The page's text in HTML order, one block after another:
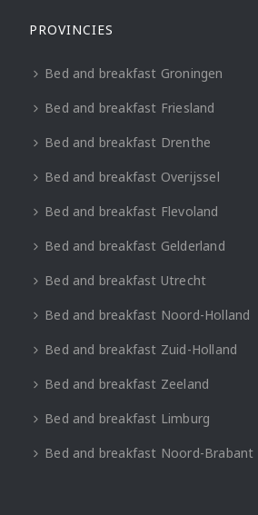
PROVINCIES
Bed and breakfast Groningen
Bed and breakfast Friesland
Bed and breakfast Drenthe
Bed and breakfast Overijssel
Bed and breakfast Flevoland
Bed and breakfast Gelderland
Bed and breakfast Utrecht
Bed and breakfast Noord-Holland
Bed and breakfast Zuid-Holland
Bed and breakfast Zeeland
Bed and breakfast Limburg
Bed and breakfast Noord-Brabant